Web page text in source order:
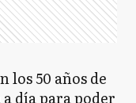
los 50 años de
día para poder